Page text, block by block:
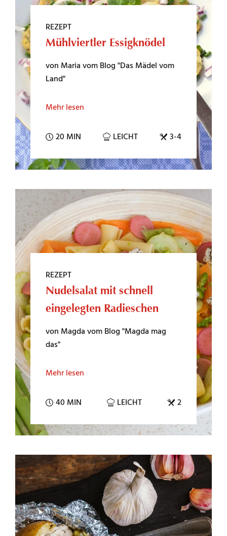
REZEPT
Mühlviertler Essigknödel
von Maria vom Blog "Das Mädel vom
Land"
Mehr lesen
20 MIN LEICHT 3-4
REZEPT
Nudelsalat mit schnell
eingelegten Radieschen
von Magda vom Blog "Magda mag
das"
Mehr lesen
40 MIN LEICHT 2